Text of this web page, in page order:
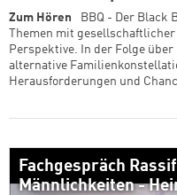
Zum Hören
BBQ - Der Black
Themen mit
Perspektive. In der Folge
alternative
Herausforderungen und
Fachgespräch
Männlichkeiten -